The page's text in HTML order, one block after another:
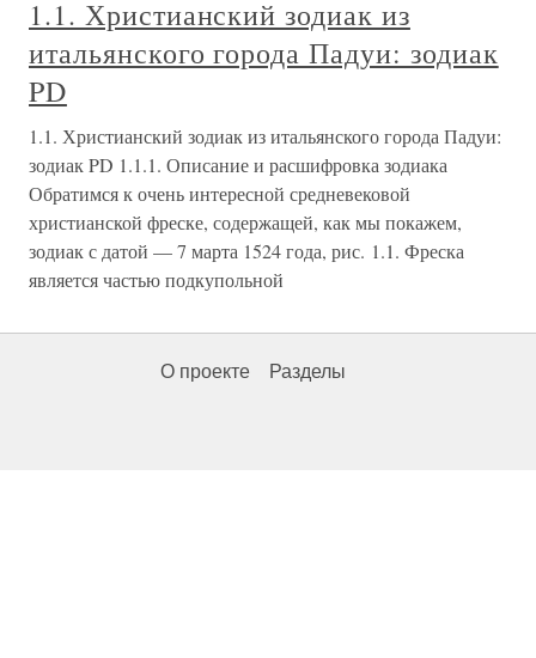
1.1. Христианский зодиак из
итальянского города Падуи: зодиак
PD
1.1. Христианский зодиак из итальянского города Падуи:
зодиак PD 1.1.1. Описание и расшифровка зодиака
Обратимся к очень интересной средневековой
христианской фреске, содержащей, как мы покажем,
зодиак с датой — 7 марта 1524 года, рис. 1.1. Фреска
является частью подкупольной
О проекте Разделы